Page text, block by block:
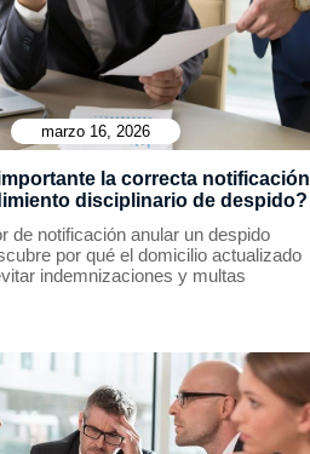
marzo 16, 2026
la correcta notificación
disciplinario de despido?
de notificación anular un despido
por qué el domicilio actualizado
indemnizaciones y multas